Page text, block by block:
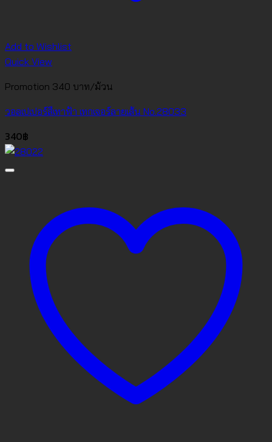
Add to Wishlist
Quick View
Promotion 340 บาท/ม้วน
วอลเปเปอร์สีเทาฟ้า เทกเจอร์ลายเส้น No.28033
340฿